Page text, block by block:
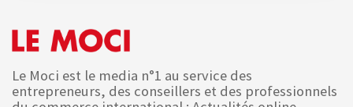
Le Moci est le media n°1 au service des
entrepreneurs, des conseillers et des professionnels